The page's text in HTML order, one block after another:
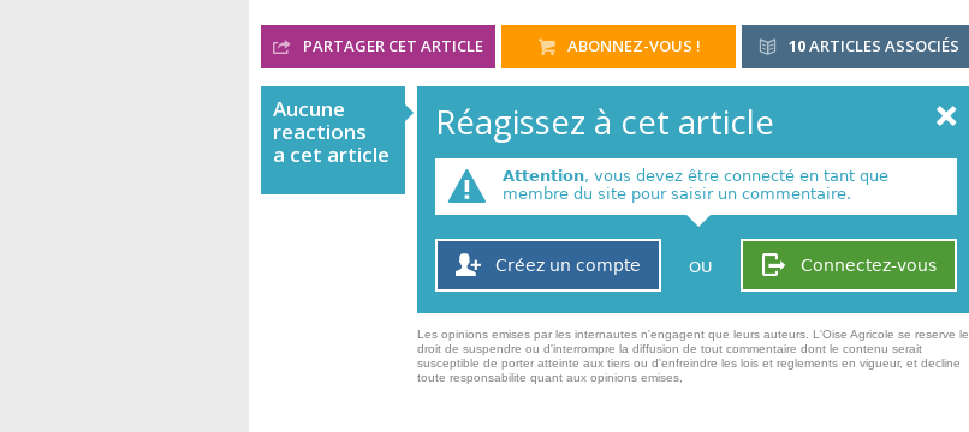
10ARTICLES ASSOCIÉS
PARTAGER CET ARTICLE ABONNEZ-VOUS !
Aucune
reactions
a cet article
Réagissez à cet article
Attention, vous devez être connecté en tant que
membre du site pour saisir un commentaire.
Connectez-vous
Créez un compte OU
Les opinions emises par les internautes n'engagent que leurs auteurs. L'Oise Agricole se reserve le
droit de suspendre ou d'interrompre la diffusion de tout commentaire dont le contenu serait
susceptible de porter atteinte aux tiers ou d'enfreindre les lois et reglements en vigueur, et decline
toute responsabilite quant aux opinions emises,